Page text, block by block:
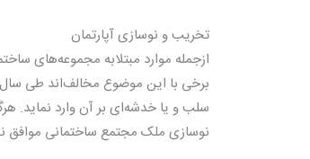
تخریب و نوسازی آپارتمان
ازجمله موارد مبتلابه مجموعه‌های
برخی با این موضوع مخالف‌اند طی
نوسازی ملک مجتمع ساختمانی موافق